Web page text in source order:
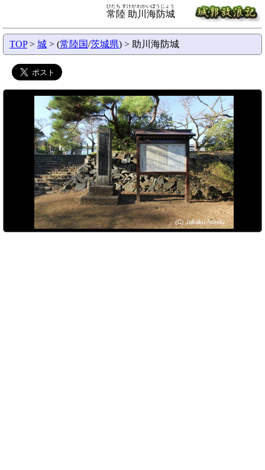
常陸 助川海防城
ひたち すけがわかいぼうじょう
TOP> 城 > (常陸国/茨城県) > 助川海防城